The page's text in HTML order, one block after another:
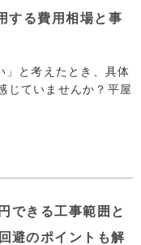
する費用相場と事
」と考えたとき、具体
じていませんか？平屋
できる工事範囲と
避のポイントも解